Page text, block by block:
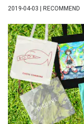
2019-04-03 | RECOMMEND